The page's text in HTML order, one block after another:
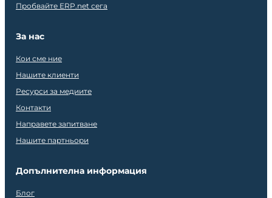
Пробвайте ERP.net сега
За нас
Кои сме ние
Нашите клиенти
Ресурси за медиите
Контакти
Направете запитване
Нашите партньори
Допълнителна информация
Блог